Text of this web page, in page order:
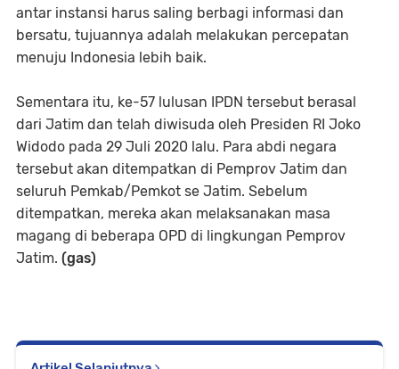
antar instansi harus saling berbagi informasi dan
bersatu, tujuannya adalah melakukan percepatan
menuju Indonesia lebih baik.
Sementara itu, ke-57 lulusan IPDN tersebut berasal
dari Jatim dan telah diwisuda oleh Presiden RI Joko
Widodo pada 29 Juli 2020 lalu. Para abdi negara
tersebut akan ditempatkan di Pemprov Jatim dan
seluruh Pemkab/Pemkot se Jatim. Sebelum
ditempatkan, mereka akan melaksanakan masa
magang di beberapa OPD di lingkungan Pemprov
Jatim. (gas)